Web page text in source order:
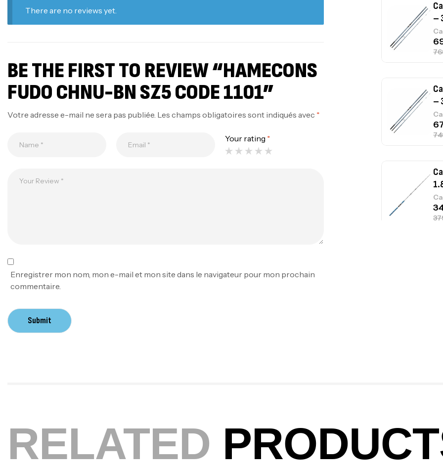
There are no reviews yet.
BE THE FIRST TO REVIEW “HAMECONS
FUDO CHNU-BN SZ5 CODE 1101”
Votre adresse e-mail ne sera pas publiée. Les champs obligatoires sont indiqués avec *
Your rating *
Enregistrer mon nom, mon e-mail et mon site dans le navigateur pour mon prochain
commentaire.
Submit
–
–
RELATED